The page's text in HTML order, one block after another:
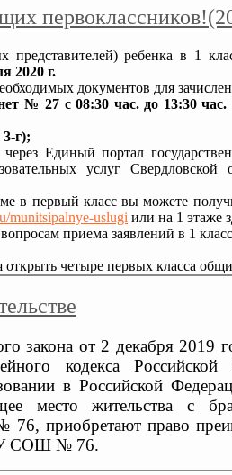
представителей) ребенка в 1
2020 г.
документов для
27 с 08:30 час. до 13:30 час. -
г);
через Единый портал
услуг
в первый класс вы можете
munitsipalnye-uslugi или на 1 этаже
приема заявлений в 1
открыть четыре первых класса
закона от 2 декабря
кодекса
в Российской
место жительства с
приобретают право
СОШ № 76.